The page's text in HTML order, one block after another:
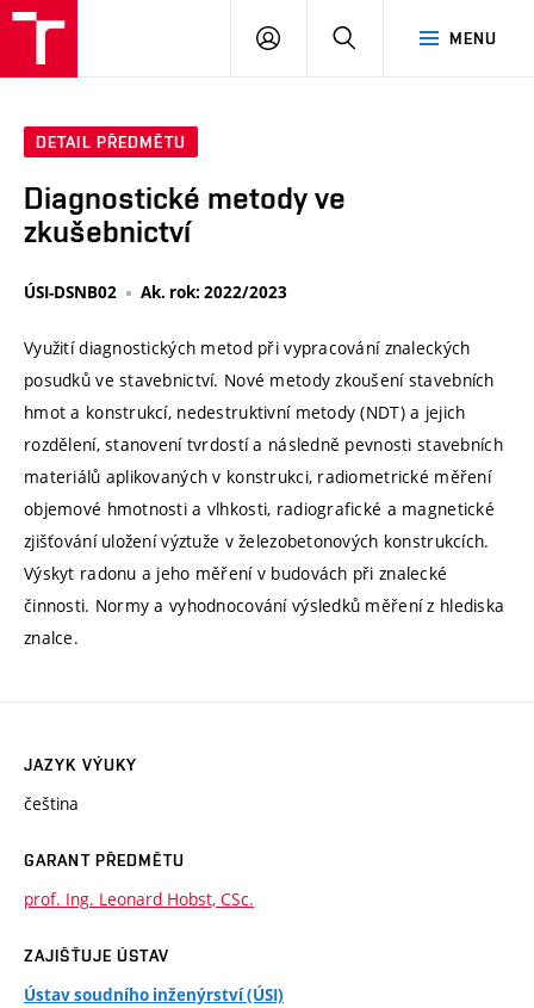
MENU
PŘIHLÁSIT
DETAIL PŘEDMĚTU
Diagnostické metody ve
zkušebnictví
ÚSI-DSNB02 Ak. rok: 2022/2023
Využití diagnostických metod při vypracování znaleckých
posudků ve stavebnictví. Nové metody zkoušení stavebních
hmot a konstrukcí, nedestruktivní metody (NDT) a jejich
rozdělení, stanovení tvrdostí a následně pevnosti stavebních
materiálů aplikovaných v konstrukci, radiometrické měření
objemové hmotnosti a vlhkosti, radiografické a magnetické
zjišťování uložení výztuže v železobetonových konstrukcích.
Výskyt radonu a jeho měření v budovách při znalecké
činnosti. Normy a vyhodnocování výsledků měření z hlediska
znalce.
JAZYK VÝUKY
čeština
GARANT PŘEDMĚTU
prof. Ing. Leonard Hobst, CSc.
ZAJIŠŤUJE ÚSTAV
Ústav soudního inženýrství (ÚSI)